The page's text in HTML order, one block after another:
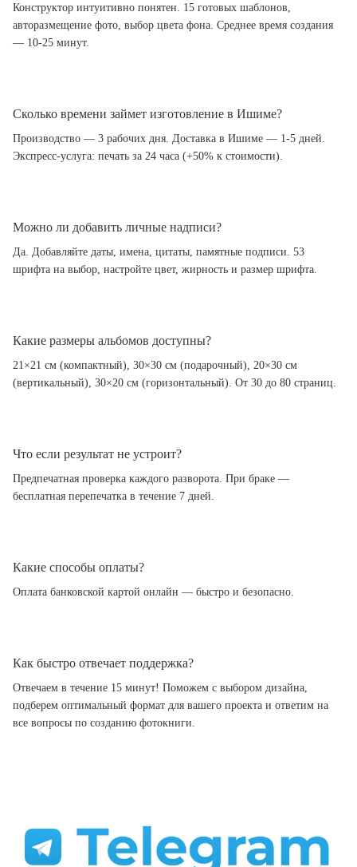
Конструктор интуитивно понятен. 15 готовых шаблонов,
авторазмещение фото, выбор цвета фона. Среднее время создания
— 10-25 минут.
Сколько времени займет изготовление в Ишиме?
Производство — 3 рабочих дня. Доставка в Ишиме — 1-5 дней.
Экспресс-услуга: печать за 24 часа (+50% к стоимости).
Можно ли добавить личные надписи?
Да. Добавляйте даты, имена, цитаты, памятные подписи. 53
шрифта на выбор, настройте цвет, жирность и размер шрифта.
Какие размеры альбомов доступны?
21×21 см (компактный), 30×30 см (подарочный), 20×30 см
(вертикальный), 30×20 см (горизонтальный). От 30 до 80 страниц.
Что если результат не устроит?
Предпечатная проверка каждого разворота. При браке —
бесплатная перепечатка в течение 7 дней.
Какие способы оплаты?
Оплата банковской картой онлайн — быстро и безопасно.
Как быстро отвечает поддержка?
Отвечаем в течение 15 минут! Поможем с выбором дизайна,
подберем оптимальный формат для вашего проекта и ответим на
все вопросы по созданию фотокниги.